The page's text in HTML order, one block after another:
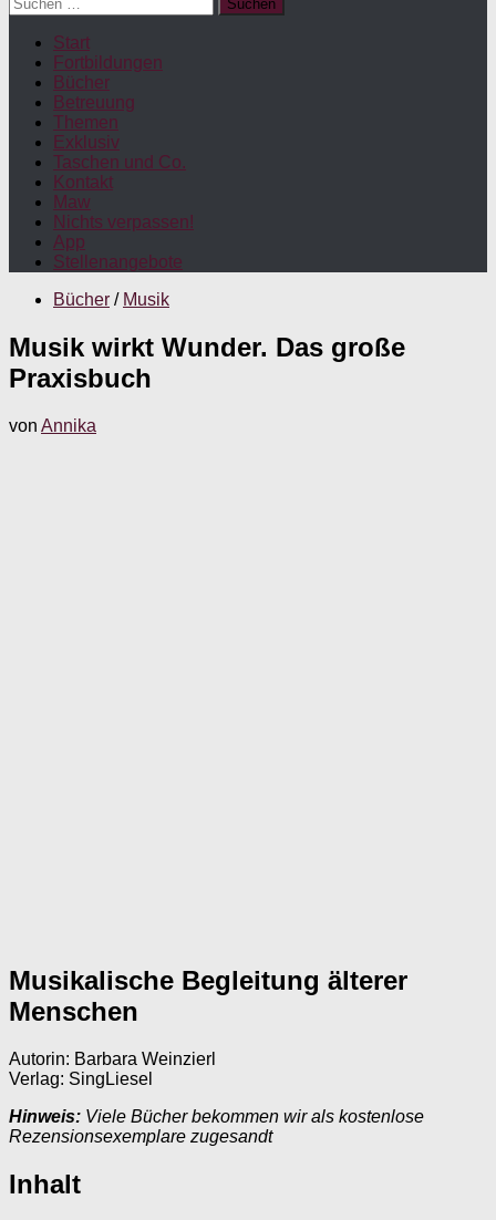
nach:
Start
Fortbildungen
Bücher
Betreuung
Themen
Exklusiv
Taschen und Co.
Kontakt
Maw
Nichts verpassen!
App
Stellenangebote
Bücher / Musik
Musik wirkt Wunder. Das große
Praxisbuch
von Annika
Musikalische Begleitung älterer
Menschen
Autorin: Barbara Weinzierl
Verlag: SingLiesel
Hinweis: Viele Bücher bekommen wir als kostenlose
Rezensionsexemplare zugesandt
Inhalt